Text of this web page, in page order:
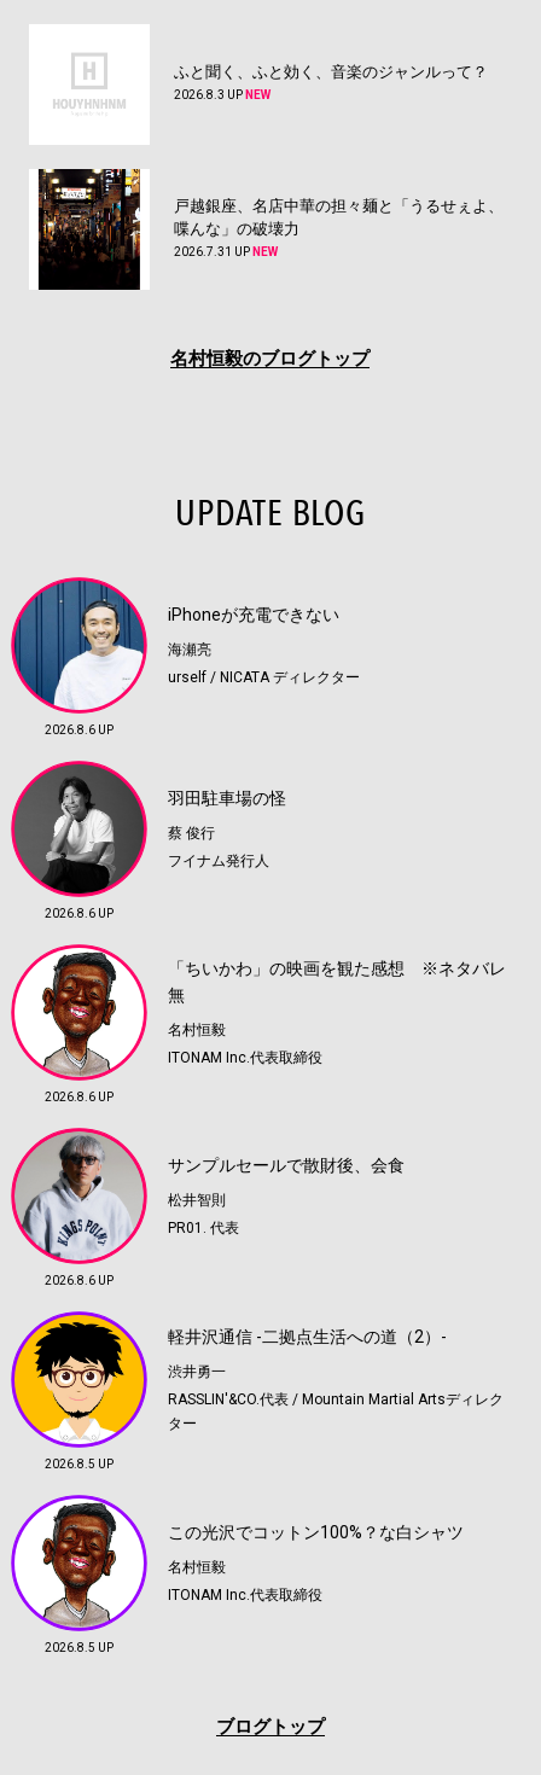
ふと聞く、ふと効く、音楽のジャンルって？
2026.8.3 UP NEW
戸越銀座、名店中華の担々麺と「うるせぇよ、
喋んな」の破壊力
2026.7.31 UP NEW
名村恒毅のブログトップ
UPDATE BLOG
2026.8.6 UP
iPhoneが充電できない
海瀬亮
urself / NICATA ディレクター
2026.8.6 UP
羽田駐車場の怪
蔡 俊行
フイナム発行人
2026.8.6 UP
「ちいかわ」の映画を観た感想 ※ネタバレ
無
名村恒毅
ITONAM Inc.代表取締役
2026.8.6 UP
サンプルセールで散財後、会食
松井智則
PR01. 代表
2026.8.5 UP
軽井沢通信 -二拠点生活への道（2）-
渋井勇一
RASSLIN'&CO.代表 / Mountain Martial Artsディレク
ター
2026.8.5 UP
この光沢でコットン100%？な白シャツ
名村恒毅
ITONAM Inc.代表取締役
ブログトップ